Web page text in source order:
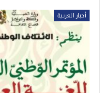
أخبار العربية